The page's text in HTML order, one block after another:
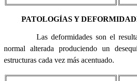
PATOLOGÍAS Y
Las deformidades son el
normal alterada produciendo un
estructuras cada vez más acentuado.